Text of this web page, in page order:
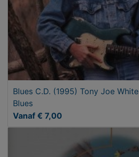
Blues C.D. (1995) Tony Joe
Blues
Vanaf € 7,00